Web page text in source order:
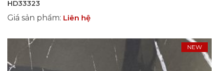
HD33323
Giá sản phẩm: Liên hệ
NEW